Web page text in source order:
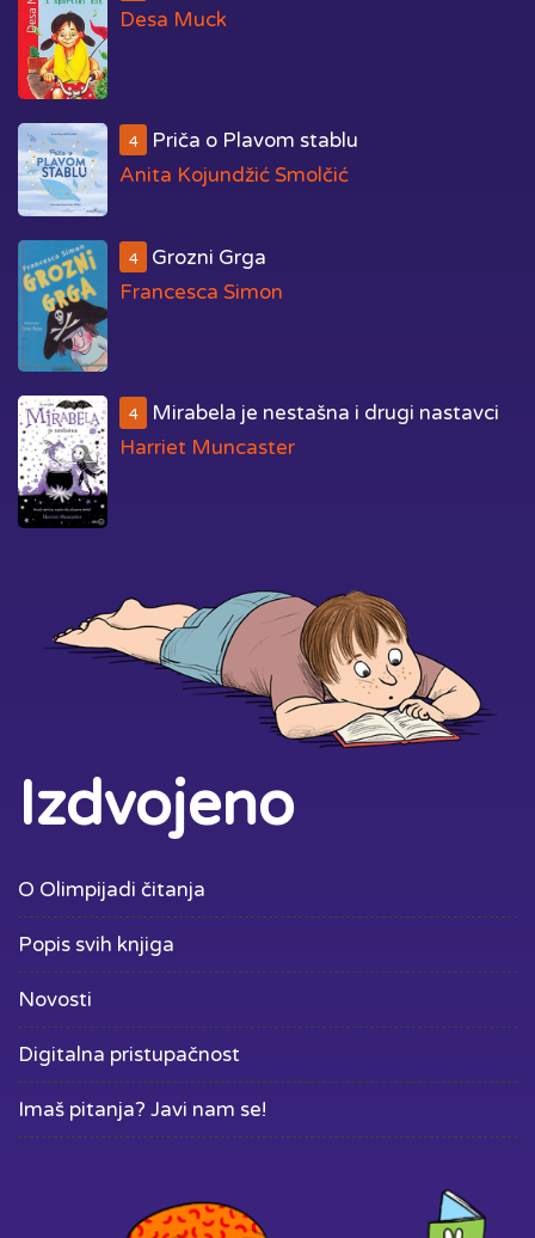
Desa Muck
4
Priča o Plavom stablu
Anita Kojundžić Smolčić
4
Grozni Grga
Francesca Simon
4
Mirabela je nestašna i drugi nastavci
Harriet Muncaster
Izdvojeno
O Olimpijadi čitanja
Popis svih knjiga
Novosti
Digitalna pristupačnost
Imaš pitanja? Javi nam se!